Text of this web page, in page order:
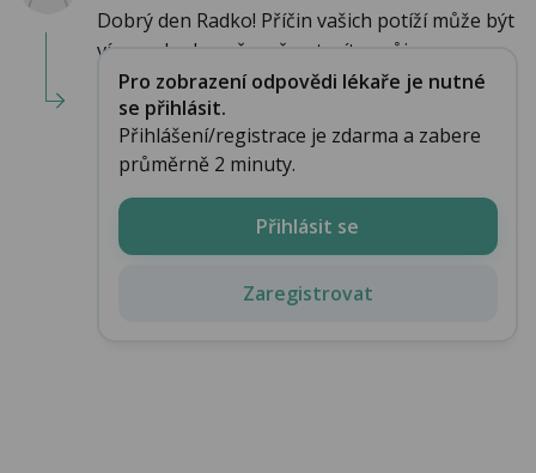
Dobrý den Radko! Příčin vašich potíží může být
více, pokud současně netrpíte průjmem...
Pro zobrazení odpovědi lékaře je nutné
se přihlásit.
Přihlášení/registrace je zdarma a zabere
průměrně 2 minuty.
Přihlásit se
Zaregistrovat